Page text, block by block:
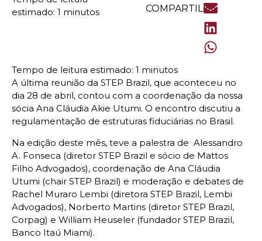
COMPARTILHE
A última reunião da STEP Brazil, que aconteceu no
dia 28 de abril, contou com a coordenação da nossa
sócia Ana Cláudia Akie Utumi. O encontro discutiu a
regulamentação de estruturas fiduciárias no Brasil.
Na edição deste mês, teve a palestra de Alessandro
A. Fonseca (diretor STEP Brazil e sócio de Mattos
Filho Advogados), coordenação de Ana Cláudia
Utumi (chair STEP Brazil) e moderação e debates de
Rachel Muraro Lembi (diretora STEP Brazil, Lembi
Advogados), Norberto Martins (diretor STEP Brazil,
Corpag) e William Heuseler (fundador STEP Brazil,
Banco Itaú Miami).